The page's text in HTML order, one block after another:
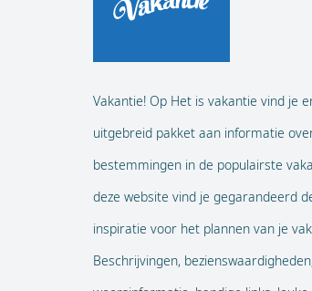
Vakantie! Op Het is vakantie vind je
uitgebreid pakket aan informatie
bestemmingen in de populairste
deze website vind je gegarandeerd
inspiratie voor het plannen van je
Beschrijvingen,